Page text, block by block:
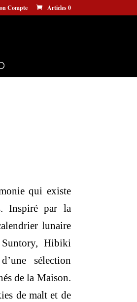
Compte Articles 0
qui existe
Inspiré par la
lunaire
Hibiki
sélection
de la Maison.
de malt et de